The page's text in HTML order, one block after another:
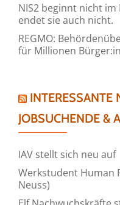
NIS2 beginnt nicht
endet sie auch nicht.
REGMO:
für Millionen
INTERESSANTE
JOBSUCHENDE &
IAV stellt sich neu auf
Werkstudent Human
Neuss)